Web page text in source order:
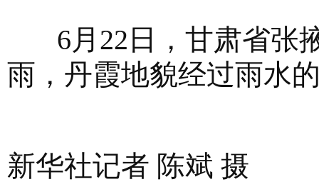
6月22日，甘肃省张
雨，丹霞地貌经过雨水
新华社记者 陈斌 摄